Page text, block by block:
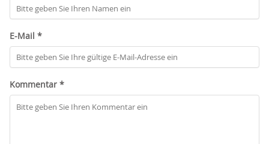
E-Mail *
Kommentar *